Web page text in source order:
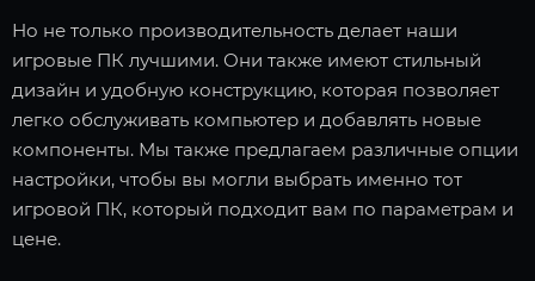
Но не только производительность делает наши
игровые ПК лучшими. Они также имеют стильный
дизайн и удобную конструкцию, которая позволяет
легко обслуживать компьютер и добавлять новые
компоненты. Мы также предлагаем различные опции
настройки, чтобы вы могли выбрать именно тот
игровой ПК, который подходит вам по параметрам и
цене.